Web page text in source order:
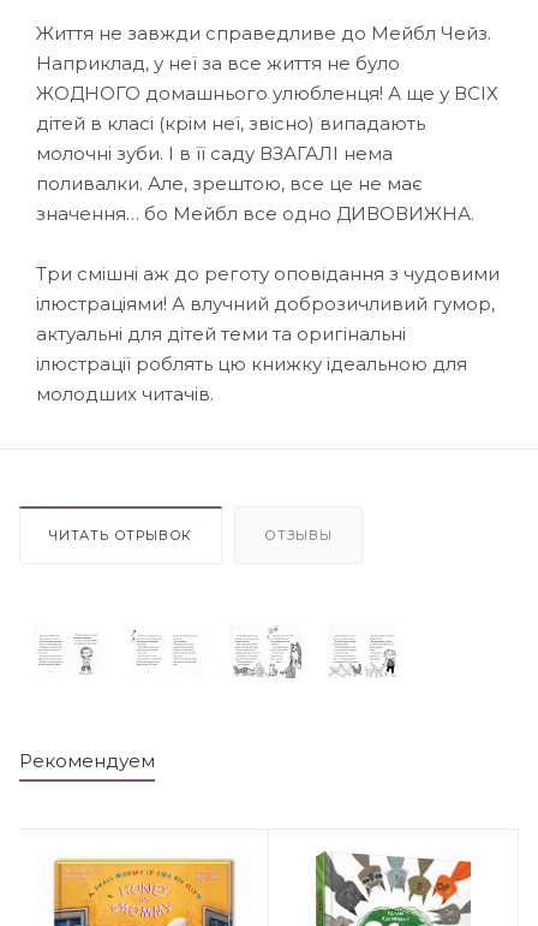
Життя не завжди справедливе до Мейбл Чейз.
Наприклад, у неї за все життя не було
ЖОДНОГО домашнього улюбленця! А ще у ВСІХ
дітей в класі (крім неї, звісно) випадають
молочні зуби. І в її саду ВЗАГАЛІ нема
поливалки. Але, зрештою, все це не має
значення… бо Мейбл все одно ДИВОВИЖНА.
Три смішні аж до реготу оповідання з чудовими
ілюстраціями! А влучний доброзичливий гумор,
актуальні для дітей теми та оригінальні
ілюстрації роблять цю книжку ідеальною для
молодших читачів.
ЧИТАТЬ ОТРЫВОК ОТЗЫВЫ
Рекомендуем